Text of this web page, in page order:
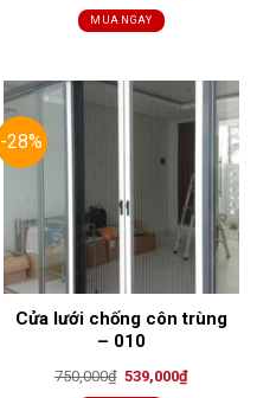
was:
750,000₫.
MUA NGAY
-28%
Cửa lưới chống côn trùng
– 010
750,000₫ Original
539,000₫Current